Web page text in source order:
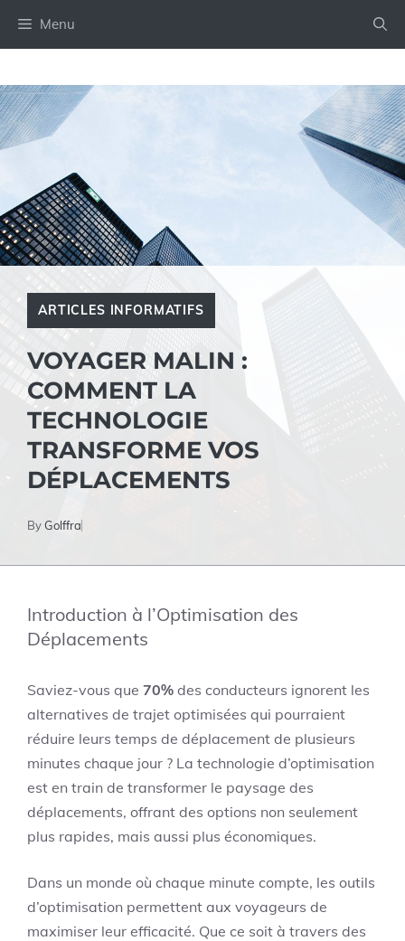
Menu
ARTICLES INFORMATIFS
VOYAGER MALIN :
COMMENT LA
TECHNOLOGIE
TRANSFORME VOS
DÉPLACEMENTS
ByGolffra
Introduction à l’Optimisation des
Déplacements
Saviez-vous que 70% des conducteurs ignorent les
alternatives de trajet optimisées qui pourraient
réduire leurs temps de déplacement de plusieurs
minutes chaque jour ? La technologie d’optimisation
est en train de transformer le paysage des
déplacements, offrant des options non seulement
plus rapides, mais aussi plus économiques.
Dans un monde où chaque minute compte, les outils
d’optimisation permettent aux voyageurs de
maximiser leur efficacité. Que ce soit à travers des